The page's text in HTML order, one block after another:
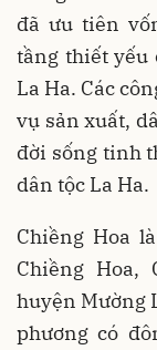
đã ưu tiên
tầng thiết yếu
La Ha. Các
vụ sản xuất,
đời sống tinh
dân tộc La Ha.
Chiềng Hoa
Chiềng Hoa,
huyện Mường
phương có